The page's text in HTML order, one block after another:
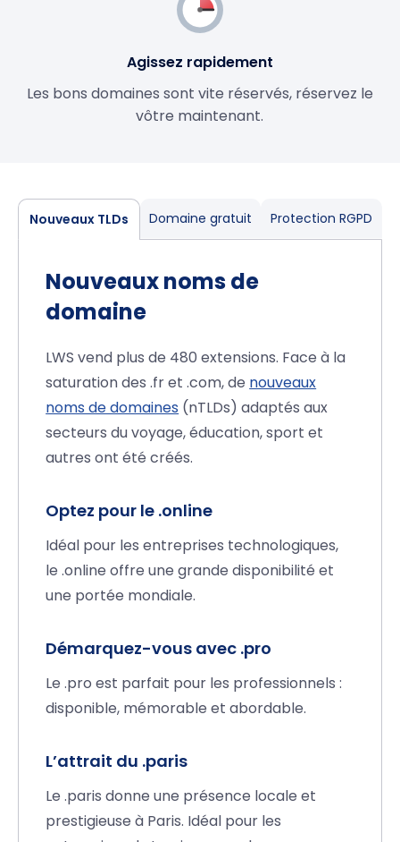
Agissez rapidement
Les bons domaines sont vite réservés, réservez le
vôtre maintenant.
Nouveaux TLDs Domaine gratuit Protection RGPD
Nouveaux noms de
domaine
LWS vend plus de 480 extensions. Face à la
saturation des .fr et .com, de nouveaux
noms de domaines (nTLDs) adaptés aux
secteurs du voyage, éducation, sport et
autres ont été créés.
Optez pour le .online
Idéal pour les entreprises technologiques,
le .online offre une grande disponibilité et
une portée mondiale.
Démarquez-vous avec .pro
Le .pro est parfait pour les professionnels :
disponible, mémorable et abordable.
L’attrait du .paris
Le .paris donne une présence locale et
prestigieuse à Paris. Idéal pour les